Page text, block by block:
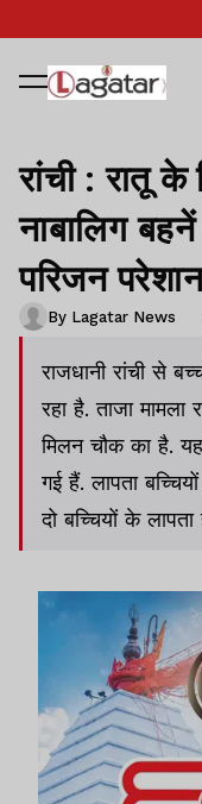
रांची : रातू
नाबालिग
परिजन
By Lagatar News
राजधानी रांची से
रहा है. ताजा
मिलन चौक का है.
गई हैं. लापता
दो बच्चियों के